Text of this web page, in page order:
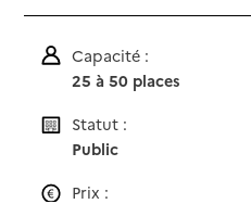
Capacité :
25 à 50 places
Statut :
Public
Prix :